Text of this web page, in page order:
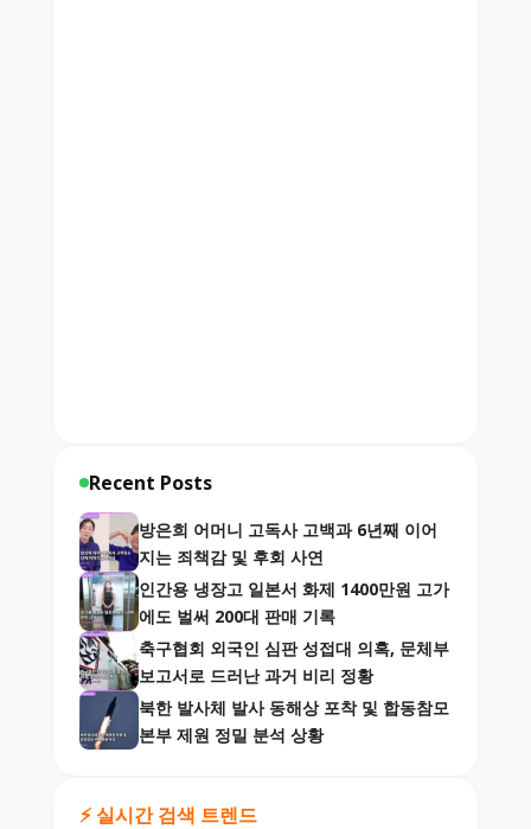
Recent Posts
방은희 어머니 고독사 고백과 6년째 이어
지는 죄책감 및 후회 사연
인간용 냉장고 일본서 화제 1400만원 고가
에도 벌써 200대 판매 기록
축구협회 외국인 심판 성접대 의혹, 문체부
보고서로 드러난 과거 비리 정황
북한 발사체 발사 동해상 포착 및 합동참모
본부 제원 정밀 분석 상황
⚡ 실시간 검색 트렌드